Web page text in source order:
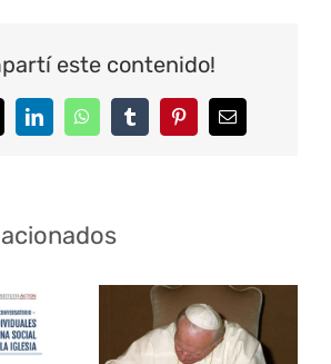
este contenido!
LinkedInWhatsAppTumblrPinterestCorreo